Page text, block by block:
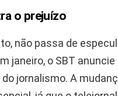
o prejuízo
não passa de
janeiro, o SBT
jornalismo. A